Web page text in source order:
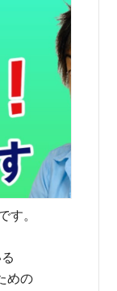
す。
めの